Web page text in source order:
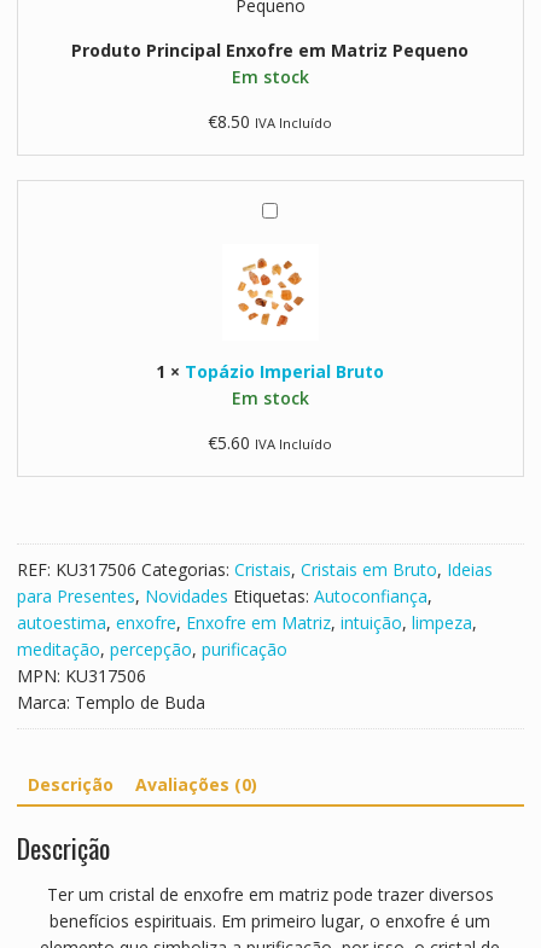
f
m
t
r
z
P
e
u
e
n
Produto Principal Enxofre em Matriz Pequeno
Em stock
€8.50 IVA Incluído
T
p
á
z
o
I
p
e
l
B
r
u
1 × Topázio Imperial Bruto
Em stock
€5.60 IVA Incluído
REF: KU317506 Categorias: Cristais, Cristais em Bruto, Ideias
para Presentes, Novidades Etiquetas: Autoconfiança,
autoestima, enxofre, Enxofre em Matriz, intuição, limpeza,
meditação, percepção, purificação
MPN: KU317506
Marca: Templo de Buda
Descrição Avaliações (0)
Descrição
Ter um cristal de enxofre em matriz pode trazer diversos
benefícios espirituais. Em primeiro lugar, o enxofre é um